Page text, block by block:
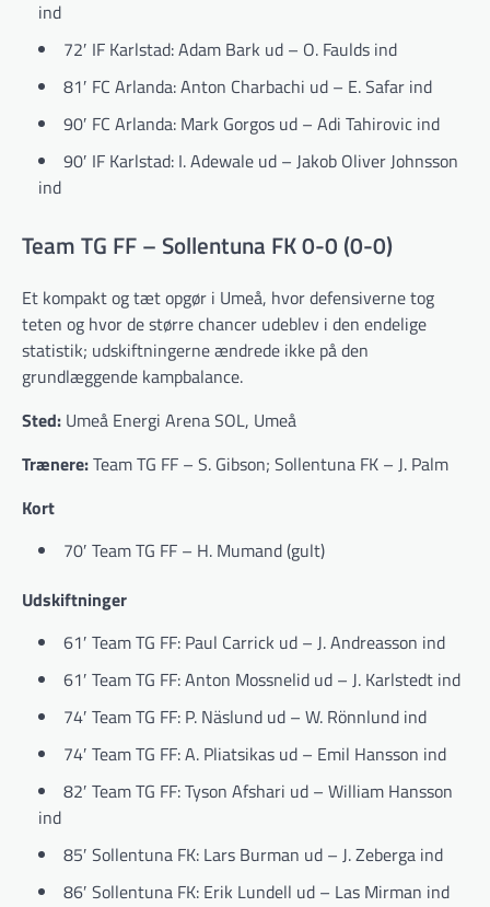
ind
72′ IF Karlstad: Adam Bark ud – O. Faulds ind
81′ FC Arlanda: Anton Charbachi ud – E. Safar ind
90′ FC Arlanda: Mark Gorgos ud – Adi Tahirovic ind
90′ IF Karlstad: I. Adewale ud – Jakob Oliver Johnsson
ind
Team TG FF – Sollentuna FK 0-0 (0-0)
Et kompakt og tæt opgør i Umeå, hvor defensiverne tog
teten og hvor de større chancer udeblev i den endelige
statistik; udskiftningerne ændrede ikke på den
grundlæggende kampbalance.
Sted: Umeå Energi Arena SOL, Umeå
Trænere:Team TG FF – S. Gibson; Sollentuna FK – J. Palm
Kort
70′ Team TG FF – H. Mumand (gult)
Udskiftninger
61′ Team TG FF: Paul Carrick ud – J. Andreasson ind
61′ Team TG FF: Anton Mossnelid ud – J. Karlstedt ind
74′ Team TG FF: P. Näslund ud – W. Rönnlund ind
74′ Team TG FF: A. Pliatsikas ud – Emil Hansson ind
82′ Team TG FF: Tyson Afshari ud – William Hansson
ind
85′ Sollentuna FK: Lars Burman ud – J. Zeberga ind
86′ Sollentuna FK: Erik Lundell ud – Las Mirman ind